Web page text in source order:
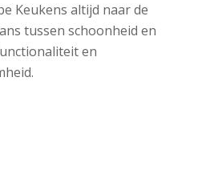
Keukens altijd naar de
tussen schoonheid en
en